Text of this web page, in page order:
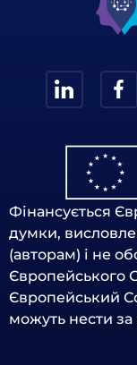
Фінансується
думки,
(авторам) і не
Європейського
Європейський
можуть нести за